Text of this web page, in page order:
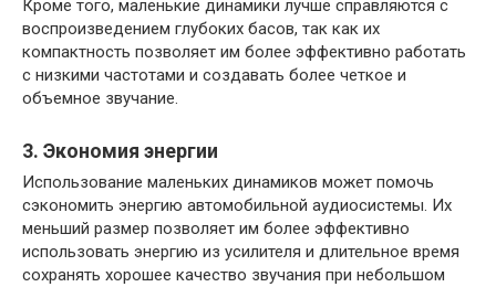
Кроме того, маленькие динамики лучше справляются с
воспроизведением глубоких басов, так как их
компактность позволяет им более эффективно работать
с низкими частотами и создавать более четкое и
объемное звучание.
3. Экономия энергии
Использование маленьких динамиков может помочь
сэкономить энергию автомобильной аудиосистемы. Их
меньший размер позволяет им более эффективно
использовать энергию из усилителя и длительное время
сохранять хорошее качество звучания при небольшом